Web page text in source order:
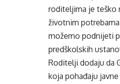
roditeljima je teško
životnim
možemo podnijeti
predškolskih
Roditelji dodaju da
koja pohađaju